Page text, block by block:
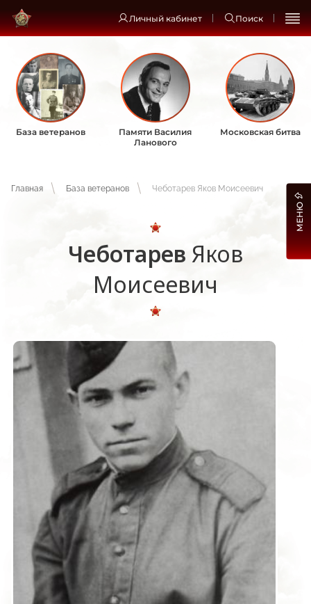
Личный кабинет Поиск
База ветеранов
Памяти Василия
Ланового
Московская битва
Главная База ветеранов Чеботарев Яков Моисеевич
Чеботарев Яков
Моисеевич
МЕНЮ